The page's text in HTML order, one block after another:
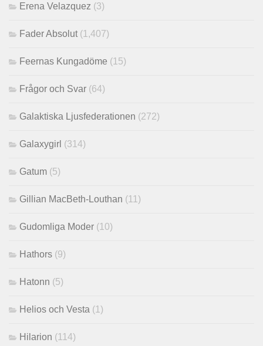
Erena Velazquez (3)
Fader Absolut (1,407)
Feernas Kungadöme (15)
Frågor och Svar (64)
Galaktiska Ljusfederationen (272)
Galaxygirl (314)
Gatum (5)
Gillian MacBeth-Louthan (11)
Gudomliga Moder (10)
Hathors (9)
Hatonn (5)
Helios och Vesta (1)
Hilarion (114)